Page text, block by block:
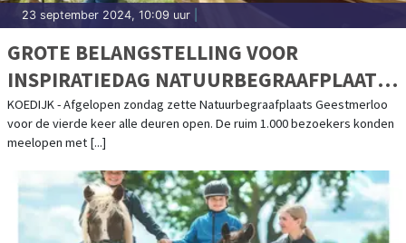
23 september 2024, 10:09 uur
GROTE BELANGSTELLING VOOR
INSPIRATIEDAG NATUURBEGRAAFPLAATS
GEESTMERLOO
KOEDIJK - Afgelopen zondag zette Natuurbegraafplaats Geestmerloo
voor de vierde keer alle deuren open. De ruim 1.000 bezoekers konden
meelopen met [...]